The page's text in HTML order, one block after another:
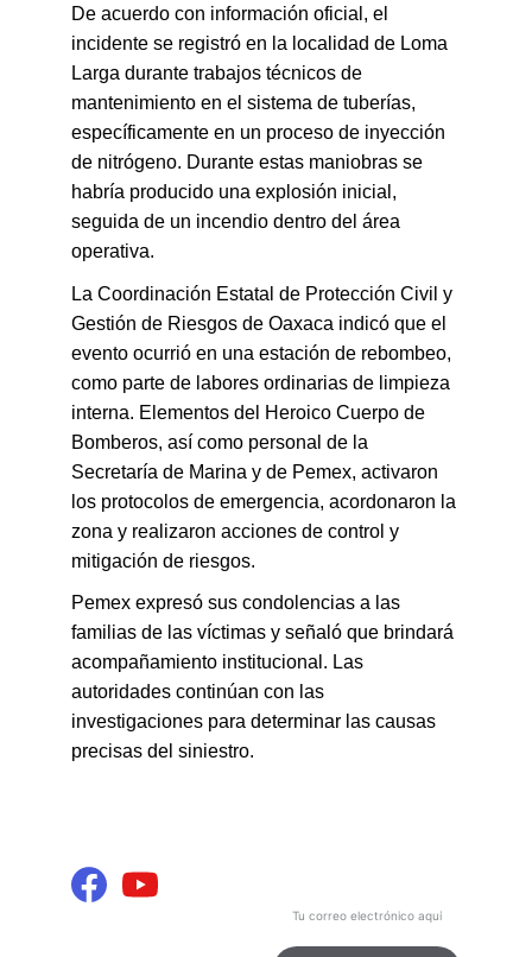
De acuerdo con información oficial, el
incidente se registró en la localidad de Loma
Larga durante trabajos técnicos de
mantenimiento en el sistema de tuberías,
específicamente en un proceso de inyección
de nitrógeno. Durante estas maniobras se
habría producido una explosión inicial,
seguida de un incendio dentro del área
operativa.
La Coordinación Estatal de Protección Civil y
Gestión de Riesgos de Oaxaca indicó que el
evento ocurrió en una estación de rebombeo,
como parte de labores ordinarias de limpieza
interna. Elementos del Heroico Cuerpo de
Bomberos, así como personal de la
Secretaría de Marina y de Pemex, activaron
los protocolos de emergencia, acordonaron la
zona y realizaron acciones de control y
mitigación de riesgos.
Pemex expresó sus condolencias a las
familias de las víctimas y señaló que brindará
acompañamiento institucional. Las
autoridades continúan con las
investigaciones para determinar las causas
precisas del siniestro.